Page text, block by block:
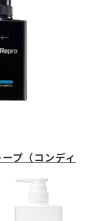
プ（コンディ